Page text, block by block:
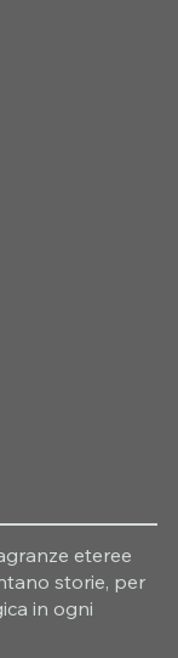
eteree
storie, per
in ogni